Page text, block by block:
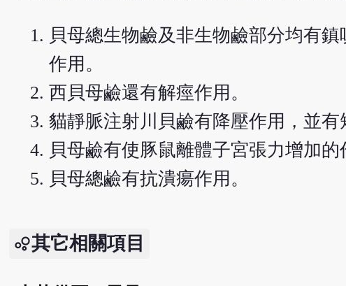
貝母總生物鹼及非生物鹼部分均有
作用。
西貝母鹼還有解痙作用。
貓靜脈注射川貝鹼有降壓作用，並有
貝母鹼有使豚鼠離體子宮張力增加的
貝母總鹼有抗潰瘍作用。
其它相關項目